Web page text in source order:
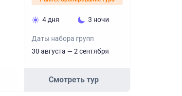
4 дня 3 ночи
Даты набора групп
30 августа — 2 сентября
Смотреть тур